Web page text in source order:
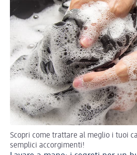
Scopri come trattare al meglio i tuoi
semplici accorgimenti!